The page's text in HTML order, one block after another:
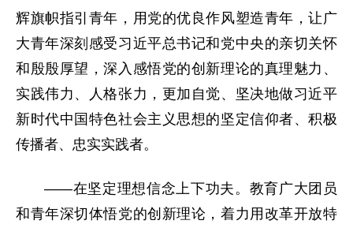
辉旗帜指引青年，用党的优良作风塑造青年，让广
大青年深刻感受习近平总书记和党中央的亲切关怀
和殷殷厚望，深入感悟党的创新理论的真理魅力、
实践伟力、人格张力，更加自觉、坚决地做习近平
新时代中国特色社会主义思想的坚定信仰者、积极
传播者、忠实实践者。
——在坚定理想信念上下功夫。教育广大团员
和青年深切体悟党的创新理论，着力用改革开放特